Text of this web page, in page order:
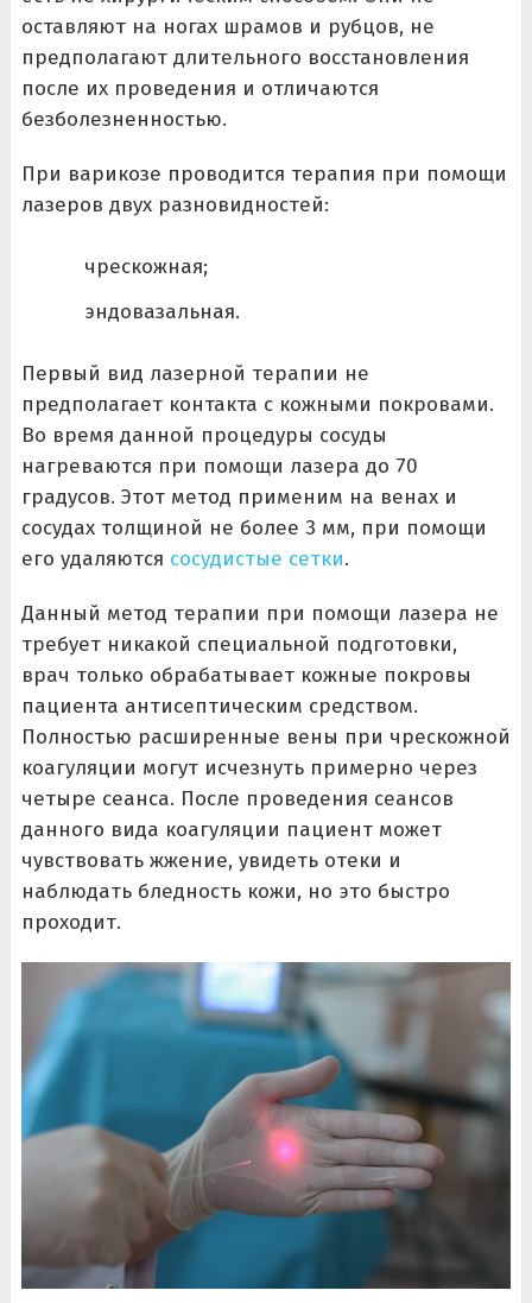
оставляют на ногах шрамов и рубцов, не
предполагают длительного восстановления
после их проведения и отличаются
безболезненностью.
При варикозе проводится терапия при помощи
лазеров двух разновидностей:
чрескожная;
эндовазальная.
Первый вид лазерной терапии не
предполагает контакта с кожными покровами.
Во время данной процедуры сосуды
нагреваются при помощи лазера до 70
градусов. Этот метод применим на венах и
сосудах толщиной не более 3 мм, при помощи
его удаляются сосудистые сетки.
Данный метод терапии при помощи лазера не
требует никакой специальной подготовки,
врач только обрабатывает кожные покровы
пациента антисептическим средством.
Полностью расширенные вены при чрескожной
коагуляции могут исчезнуть примерно через
четыре сеанса. После проведения сеансов
данного вида коагуляции пациент может
чувствовать жжение, увидеть отеки и
наблюдать бледность кожи, но это быстро
проходит.